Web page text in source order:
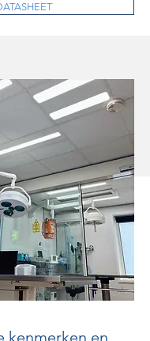
kenmerken en